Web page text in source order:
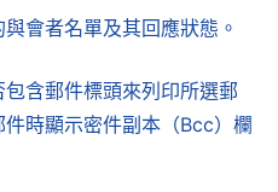
與會者名單及其回應狀態。
包含郵件標頭來列印所選郵
時顯示密件副本（Bcc）欄